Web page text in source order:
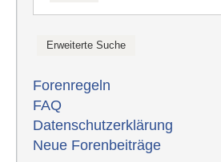
Forenregeln
FAQ
Datenschutzerklärung
Neue Forenbeiträge